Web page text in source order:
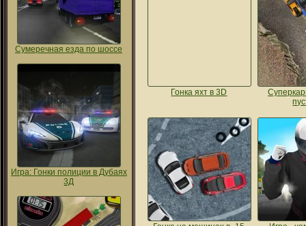
Сумеречная езда по шоссе
Игра: Гонки полиции в Дубаях
3Д
Гонка яхт в 3D